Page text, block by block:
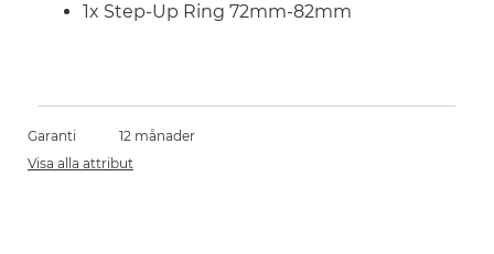
1x Step-Up Ring 72mm-82mm
Garanti
12 månader
Visa alla attribut